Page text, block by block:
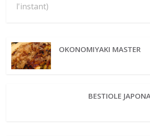
l'instant)
OKONOMIYAKI MASTER
BESTIOLE